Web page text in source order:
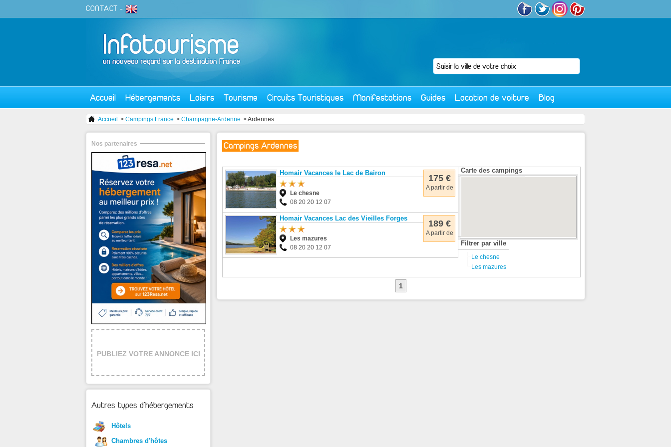
CONTACT -
Accueil Hébergements Loisirs Tourisme Circuits Touristiques Manifestations Guides Location de voiture Blog
Accueil > Campings France > Champagne-Ardenne > Ardennes
Campings Ardennes
175 €
A partir de
Homair Vacances le Lac de Bairon
Le chesne
08 20 20 12 07
189 €
A partir de
Homair Vacances Lac des Vieilles Forges
Les mazures
08 20 20 12 07
Carte des campings
Filtrer par ville
Le chesne
Les mazures
1
Nos partenaires
PUBLIEZ VOTRE ANNONCE ICI
Autres types d'hébergements
Hôtels
Chambres d'hôtes